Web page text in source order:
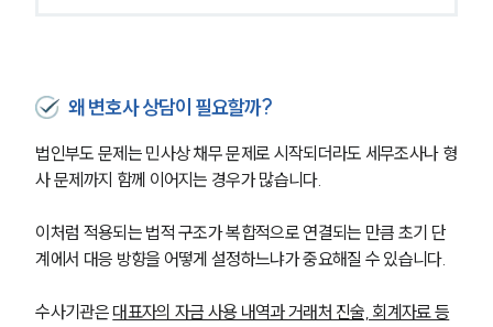
왜 변호사 상담이 필요할까?
법인부도 문제는 민사상 채무 문제로 시작되더라도 세무조사나 형
사 문제까지 함께 이어지는 경우가 많습니다.
이처럼 적용되는 법적 구조가 복합적으로 연결되는 만큼 초기 단
계에서 대응 방향을 어떻게 설정하느냐가 중요해질 수 있습니다.
수사기관은 대표자의 자금 사용 내역과 거래처 진술, 회계자료 등